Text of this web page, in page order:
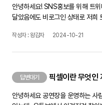
안녕하세요! SNS홍보를 위해 트
달았음에도 비로그인 상태로 저희
분들처럼 로그인 없이 저희 트위
작성자 : 왕감자 2024-10-21
답변대기 픽셀이란 무엇인
안녕하세요 공연장을 운영하는 사